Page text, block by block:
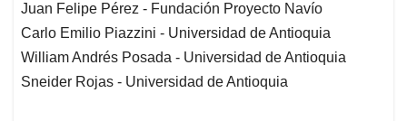
Juan Felipe Pérez - Fundación Proyecto Navío
Carlo Emilio Piazzini - Universidad de Antioquia
William Andrés Posada - Universidad de Antioquia
Sneider Rojas - Universidad de Antioquia